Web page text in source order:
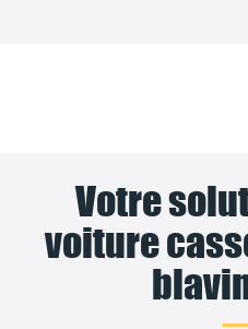
Votre
voiture